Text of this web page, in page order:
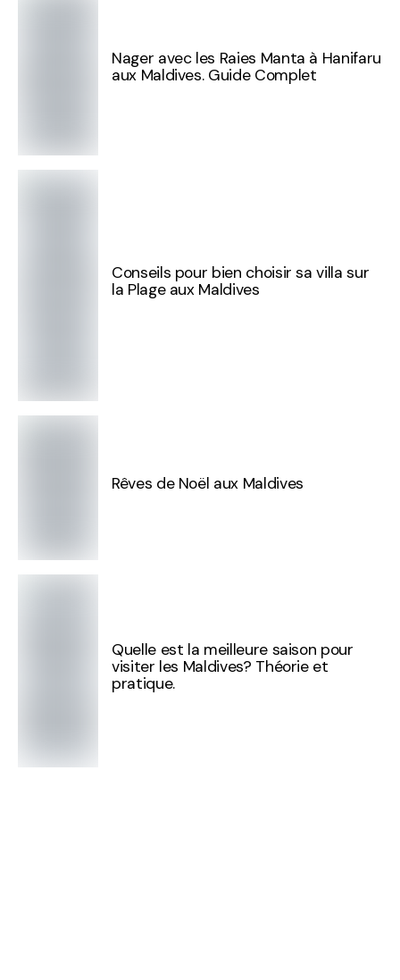
Nager avec les Raies Manta à Hanifaru
aux Maldives. Guide Complet
Conseils pour bien choisir sa villa sur
la Plage aux Maldives
Rêves de Noël aux Maldives
Quelle est la meilleure saison pour
visiter les Maldives? Théorie et
pratique.